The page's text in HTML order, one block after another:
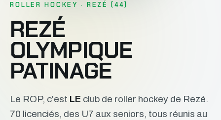
ROLLER HOCKEY · REZÉ (44)
REZÉ
OLYMPIQUE
PATINAGE
Le ROP, c'est LE club de roller hockey de Rezé.
70 licenciés, des U7 aux seniors, tous réunis au